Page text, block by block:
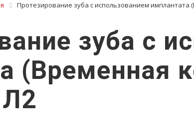
Протезирование зуба с использованием имплантата
зуба с
(Временная